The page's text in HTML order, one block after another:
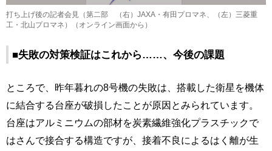
打ち上げ後の記者会見（第二部 （右）JAXA・有田プロマネ、（左）三菱重
工・北山プロマネ）（オンライン画面から）
■失敗の対策検証はこれから……、今後の課題
ところで、昨年暮れの8号機の失敗は、搭載した衛星を機体
に結合する台座が破損したことが原因とみられています。
台座はアルミニウムの部材を炭素繊維強化プラスチックで
はさんで接合する構造ですが、接着不良によるはく離が生